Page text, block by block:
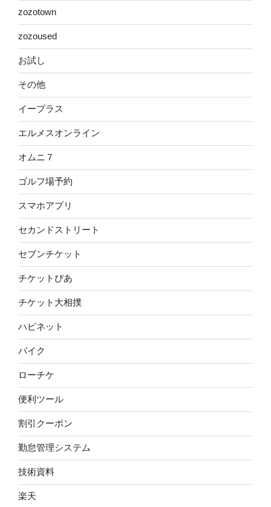
zozotown
zozoused
お試し
その他
イープラス
エルメスオンライン
オムニ７
ゴルフ場予約
スマホアプリ
セカンドストリート
セブンチケット
チケットぴあ
チケット大相撲
ハピネット
バイク
ローチケ
便利ツール
割引クーポン
勤怠管理システム
技術資料
楽天